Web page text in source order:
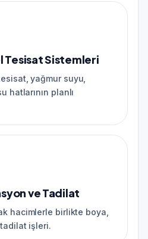
Tesisat Sistemleri
yağmur suyu,
hatlarının planlı
ve Tadilat
hacimlerle birlikte boya,
işleri.